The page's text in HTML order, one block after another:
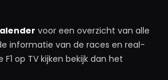
voor een overzicht van alle
informatie van de races en real-
op TV kijken bekijk dan het